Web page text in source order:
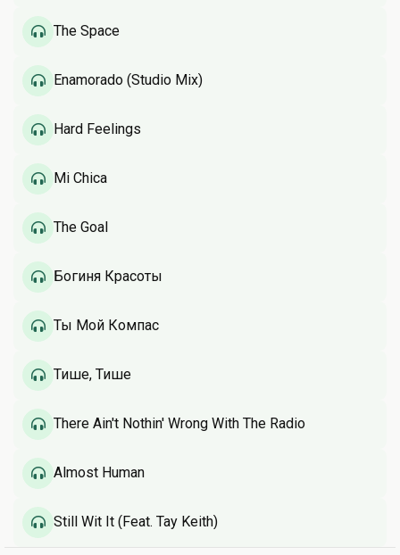
The Space
Enamorado (Studio Mix)
Hard Feelings
Mi Chica
The Goal
Богиня Красоты
Ты Мой Компас
Тише, Тише
There Ain't Nothin' Wrong With The Radio
Almost Human
Still Wit It (Feat. Tay Keith)